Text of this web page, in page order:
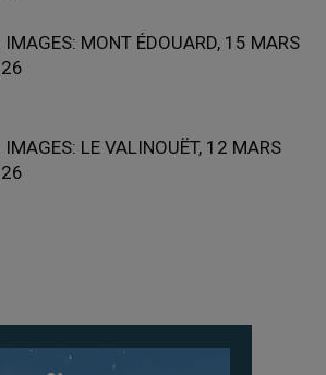
IMAGES: MONT ÉDOUARD, 15 MARS
IMAGES: LE VALINOUËT, 12 MARS